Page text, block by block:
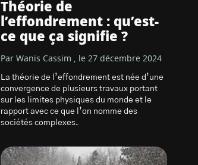
Théorie de
l’effondrement : qu’est-
ce que ça signifie ?
Par Wanis Cassim , le 27 décembre 2024
La théorie de l’effondrement est née d’une
convergence de plusieurs travaux portant
sur les limites physiques du monde et le
rapport avec ce que l’on nomme des
sociétés complexes.